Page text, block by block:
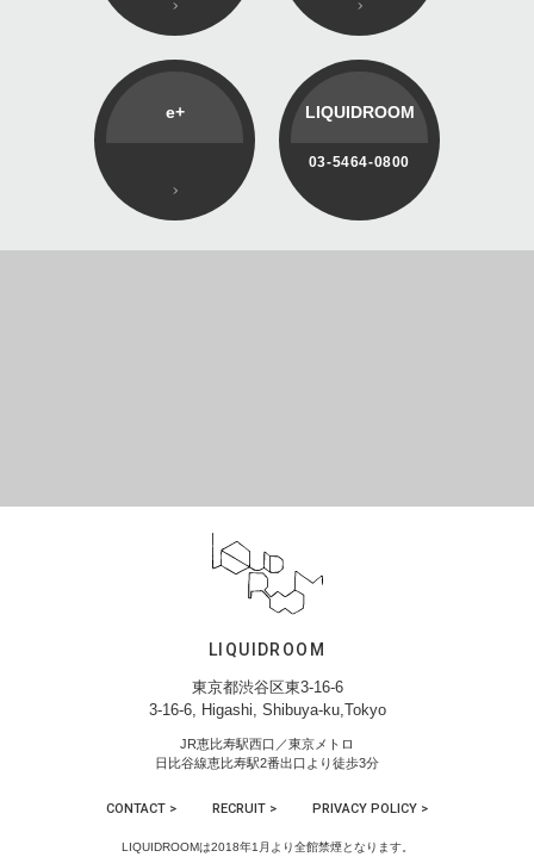
e+ LIQUIDROOM
03-5464-0800
LIQUIDROOM
東京都渋谷区東3-16-6
3-16-6, Higashi, Shibuya-ku,Tokyo
JR恵比寿駅西口／東京メトロ
日比谷線恵比寿駅2番出口より徒歩3分
CONTACT > RECRUIT > PRIVACY POLICY >
LIQUIDROOMは2018年1月より全館禁煙となります。